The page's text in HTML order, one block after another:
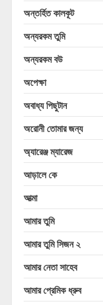
অন্তর্হিত কালকূট
অন্যরকম তুমি
অন্যরকম বউ
অপেক্ষা
অবাধ্য পিছুটান
অরোনী তোমার জন্য
অ্যারেঞ্জ ম্যারেজ
আড়ালে কে
আত্মা
আমার তুমি
আমার তুমি সিজন ২
আমার নেতা সাহেব
আমার প্রেমিক ধ্রুব